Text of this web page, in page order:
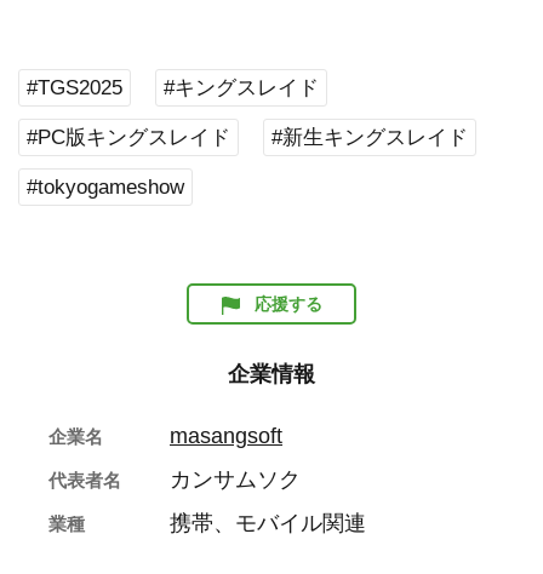
#TGS2025 #キングスレイド
#PC版キングスレイド #新生キングスレイド
#tokyogameshow
応援する
企業情報
企業名 masangsoft
代表者名 カンサムソク
業種 携帯、モバイル関連